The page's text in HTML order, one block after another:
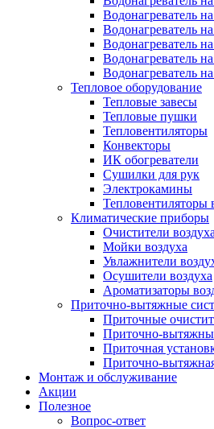
Водонагреватель
Водонагреватель
Водонагреватель
Водонагреватель
Водонагреватель
Тепловое оборудование
Тепловые завесы
Тепловые пушки
Тепловентиляторы
Конвекторы
ИК обогреватели
Сушилки для рук
Электрокамины
Тепловентиляторы
Климатические приборы
Очистители воздуха
Мойки воздуха
Увлажнители
Осушители воздуха
Ароматизаторы
Приточно-вытяжные
Приточные
Приточно-
Приточная
Приточно-
Монтаж и обслуживание
Акции
Полезное
Вопрос-ответ